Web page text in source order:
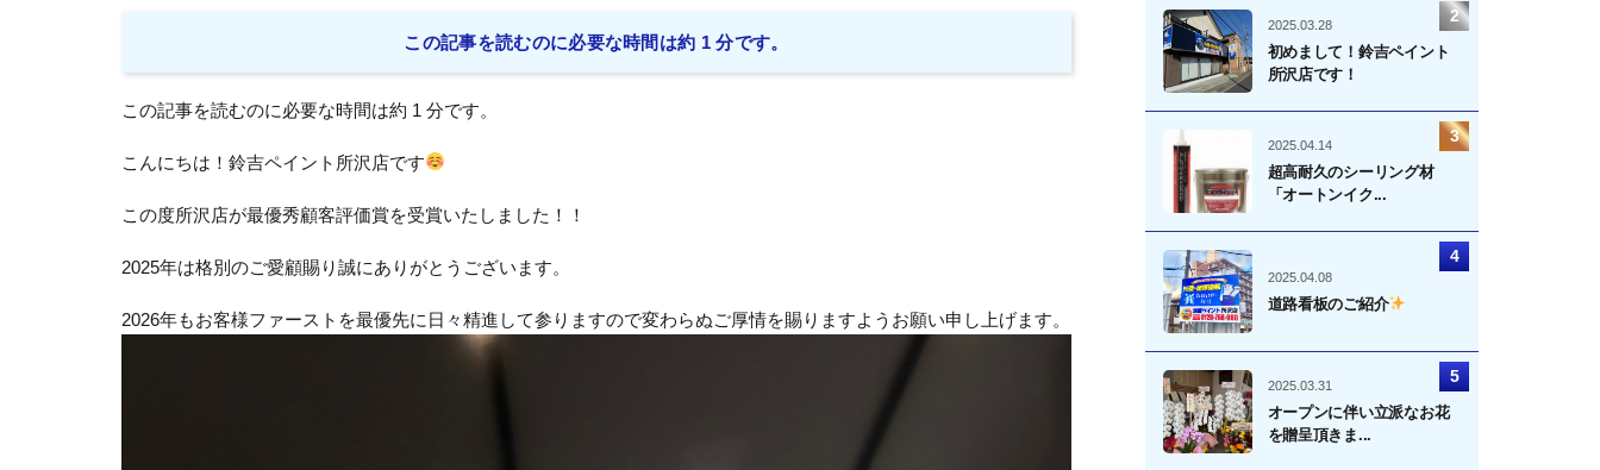
この記事を読むのに必要な時間は約 1 分です。
この記事を読むのに必要な時間は約 1 分です。
こんにちは！鈴吉ペイント所沢店です
この度所沢店が最優秀顧客評価賞を受賞いたしました！！
2025年は格別のご愛顧賜り誠にありがとうございます。
2026年もお客様ファーストを最優先に日々精進して参りますので変わらぬご厚情を賜りますようお願い申し上げます。
2025.03.28
初めまして！鈴吉ペイント
所沢店です！
2025.04.14
超高耐久のシーリング材
「オートンイク...
2025.04.08
道路看板のご紹介
2025.03.31
オープンに伴い立派なお花
を贈呈頂きま...